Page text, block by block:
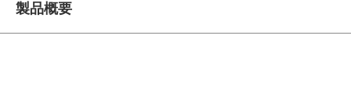
製品概要